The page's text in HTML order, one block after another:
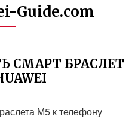
Guide.com
СМАРТ БРАСЛЕТ
М5 к телефону